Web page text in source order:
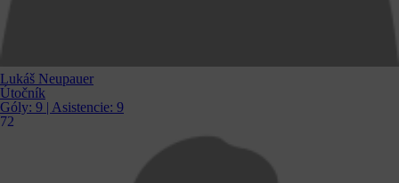
Lukáš Neupauer
Útočník
Góly: 9 | Asistencie: 9
72